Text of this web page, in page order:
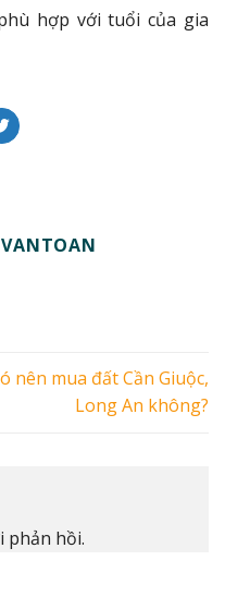
hợp với tuổi của gia
nên mua đất Cần Giuộc,
Long An không?
phản hồi.